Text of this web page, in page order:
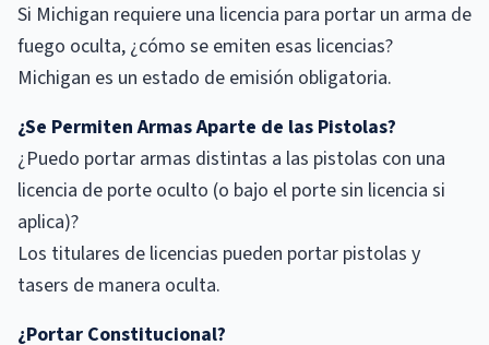
Si Michigan requiere una licencia para portar un arma de
fuego oculta, ¿cómo se emiten esas licencias?
Michigan es un estado de emisión obligatoria.
¿Se Permiten Armas Aparte de las Pistolas?
¿Puedo portar armas distintas a las pistolas con una
licencia de porte oculto (o bajo el porte sin licencia si
aplica)?
Los titulares de licencias pueden portar pistolas y
tasers de manera oculta.
¿Portar Constitucional?